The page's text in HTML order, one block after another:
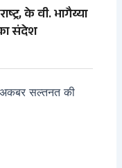
के वी. भागैय्या
का संदेश